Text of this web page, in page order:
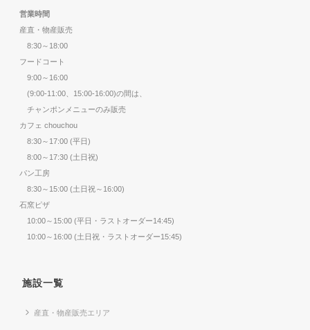
営業時間
産直・物産販売
8:30～18:00
フードコート
9:00～16:00
(9:00-11:00、15:00-16:00)の間は、
チャンポンメニューのみ販売
カフェ chouchou
8:30～17:00 (平日)
8:00～17:30 (土日祝)
パン工房
8:30～15:00 (土日祝～16:00)
石窯ピザ
10:00～15:00 (平日・ラストオーダー14:45)
10:00～16:00 (土日祝・ラストオーダー15:45)
施設一覧
産直・物産販売エリア